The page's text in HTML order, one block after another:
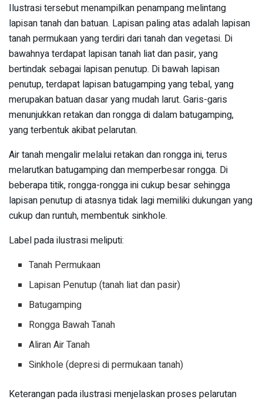
Ilustrasi tersebut menampilkan penampang melintang
lapisan tanah dan batuan. Lapisan paling atas adalah lapisan
tanah permukaan yang terdiri dari tanah dan vegetasi. Di
bawahnya terdapat lapisan tanah liat dan pasir, yang
bertindak sebagai lapisan penutup. Di bawah lapisan
penutup, terdapat lapisan batugamping yang tebal, yang
merupakan batuan dasar yang mudah larut. Garis-garis
menunjukkan retakan dan rongga di dalam batugamping,
yang terbentuk akibat pelarutan.
Air tanah mengalir melalui retakan dan rongga ini, terus
melarutkan batugamping dan memperbesar rongga. Di
beberapa titik, rongga-rongga ini cukup besar sehingga
lapisan penutup di atasnya tidak lagi memiliki dukungan yang
cukup dan runtuh, membentuk sinkhole.
Label pada ilustrasi meliputi:
Tanah Permukaan
Lapisan Penutup (tanah liat dan pasir)
Batugamping
Rongga Bawah Tanah
Aliran Air Tanah
Sinkhole (depresi di permukaan tanah)
Keterangan pada ilustrasi menjelaskan proses pelarutan